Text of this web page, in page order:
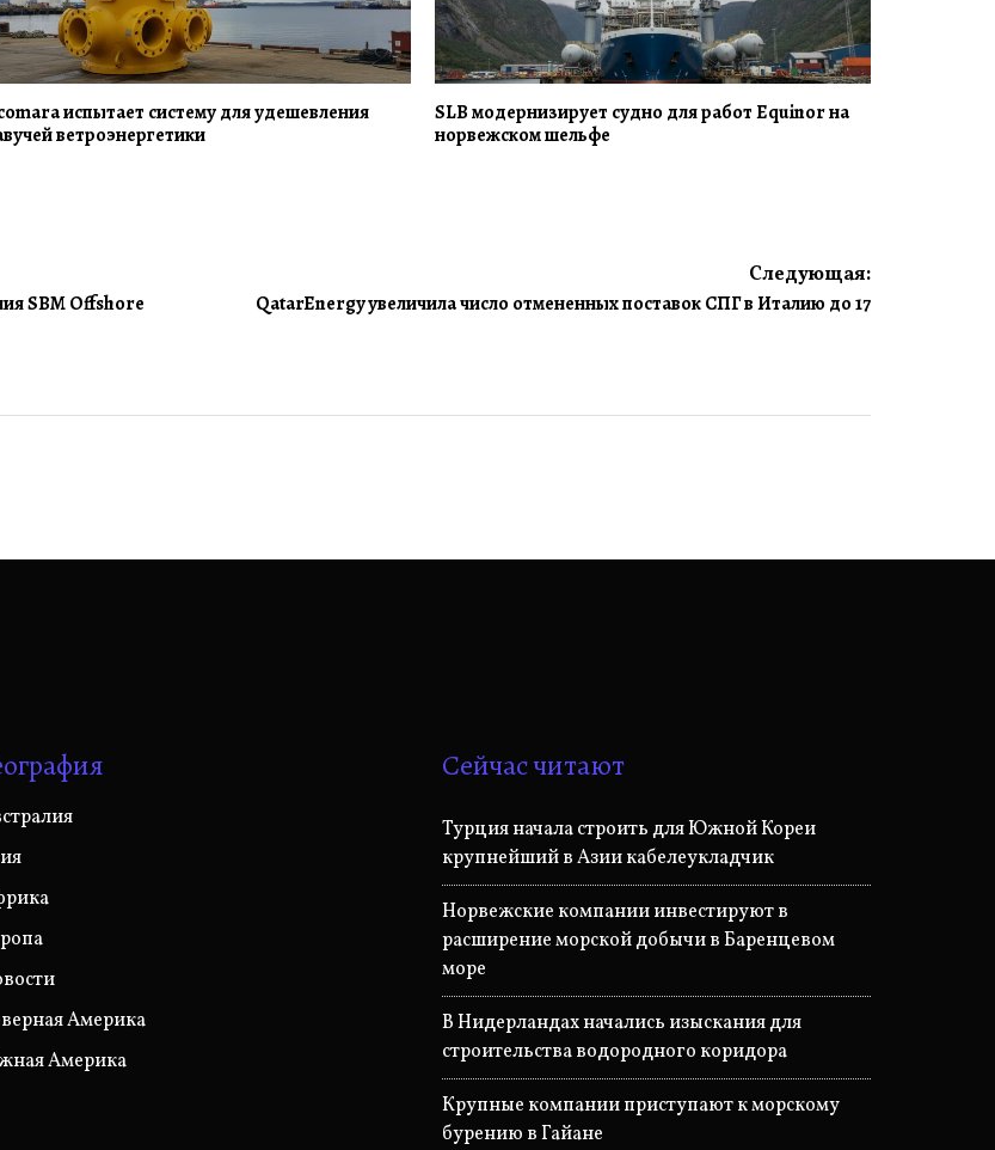
испытает систему для удешевления
ветроэнергетики
SLB модернизирует судно для работ Equinor на
норвежском шельфе
SBM Offshore
Следующая:
QatarEnergy увеличила число отмененных поставок СПГ в Италию до 17
Америка
Америка
Сейчас читают
Турция начала строить для Южной Кореи
крупнейший в Азии кабелеукладчик
Норвежские компании инвестируют в
расширение морской добычи в Баренцевом
море
В Нидерландах начались изыскания для
строительства водородного коридора
Крупные компании приступают к морскому
бурению в Гайане